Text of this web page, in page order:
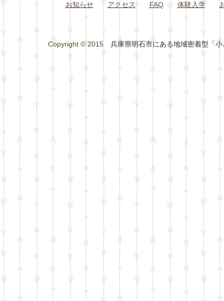
お知らせ
アクセス FAQ 体験入学
Copyright © 2015 兵庫県明石市にある地域密着型「